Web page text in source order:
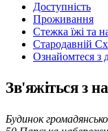
Доступність
Проживання
Стежка їжі та
Стародавній
Ознайомтеся з
Зв'яжіться з
Будинок